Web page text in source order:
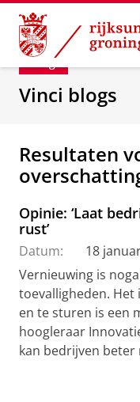
Skip
Content
Skip
Navigation
Blog
Vinci blogs
Resultaten
Opinie: ‘Laat
rust’
Datum:
18
Vernieuwing is
toevalligheden. Het
en te sturen is een
hoogleraar
kan bedrijven